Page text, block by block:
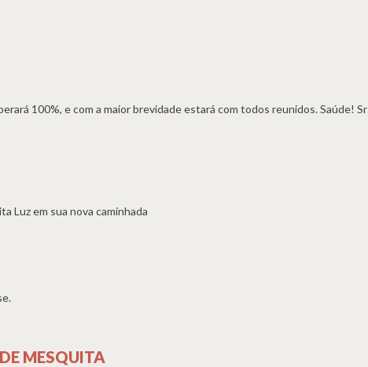
100%, e com a maior brevidade estará com todos reunidos. Saúde! Sr
Luz em sua nova caminhada
MESQUITA